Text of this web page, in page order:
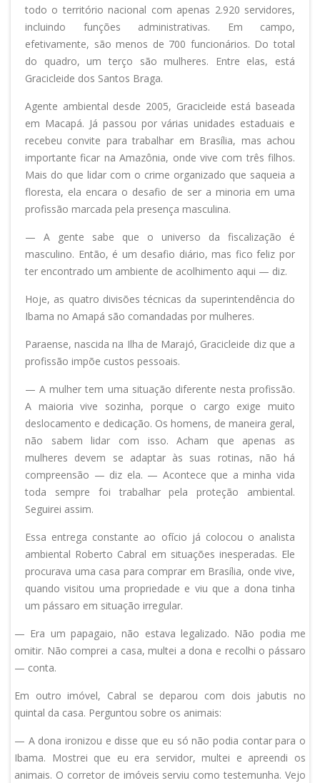
todo o território nacional com apenas 2.920 servidores,
incluindo funções administrativas. Em campo,
efetivamente, são menos de 700 funcionários. Do total
do quadro, um terço são mulheres. Entre elas, está
Gracicleide dos Santos Braga.
Agente ambiental desde 2005, Gracicleide está baseada
em Macapá. Já passou por várias unidades estaduais e
recebeu convite para trabalhar em Brasília, mas achou
importante ficar na Amazônia, onde vive com três filhos.
Mais do que lidar com o crime organizado que saqueia a
floresta, ela encara o desafio de ser a minoria em uma
profissão marcada pela presença masculina.
— A gente sabe que o universo da fiscalização é
masculino. Então, é um desafio diário, mas fico feliz por
ter encontrado um ambiente de acolhimento aqui — diz.
Hoje, as quatro divisões técnicas da superintendência do
Ibama no Amapá são comandadas por mulheres.
Paraense, nascida na Ilha de Marajó, Gracicleide diz que a
profissão impõe custos pessoais.
— A mulher tem uma situação diferente nesta profissão.
A maioria vive sozinha, porque o cargo exige muito
deslocamento e dedicação. Os homens, de maneira geral,
não sabem lidar com isso. Acham que apenas as
mulheres devem se adaptar às suas rotinas, não há
compreensão — diz ela. — Acontece que a minha vida
toda sempre foi trabalhar pela proteção ambiental.
Seguirei assim.
Essa entrega constante ao ofício já colocou o analista
ambiental Roberto Cabral em situações inesperadas. Ele
procurava uma casa para comprar em Brasília, onde vive,
quando visitou uma propriedade e viu que a dona tinha
um pássaro em situação irregular.
— Era um papagaio, não estava legalizado. Não podia me
omitir. Não comprei a casa, multei a dona e recolhi o pássaro
— conta.
Em outro imóvel, Cabral se deparou com dois jabutis no
quintal da casa. Perguntou sobre os animais:
— A dona ironizou e disse que eu só não podia contar para o
Ibama. Mostrei que eu era servidor, multei e apreendi os
animais. O corretor de imóveis serviu como testemunha. Vejo